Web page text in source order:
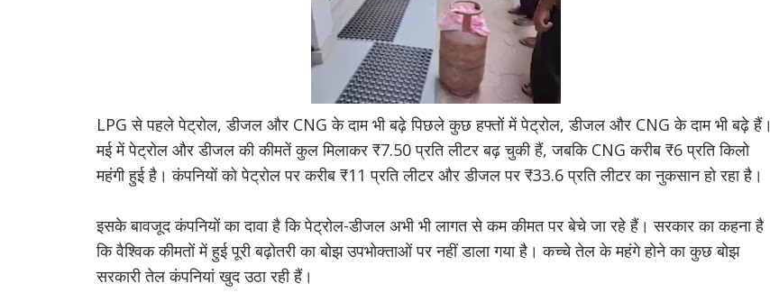
LPG से पहले पेट्रोल, डीजल और CNG के दाम भी बढ़े पिछले कुछ हफ्तों में पेट्रोल, डीजल और CNG के दाम भी बढ़े हैं।
मई में पेट्रोल और डीजल की कीमतें कुल मिलाकर ₹7.50 प्रति लीटर बढ़ चुकी हैं, जबकि CNG करीब ₹6 प्रति किलो
महंगी हुई है। कंपनियों को पेट्रोल पर करीब ₹11 प्रति लीटर और डीजल पर ₹33.6 प्रति लीटर का नुकसान हो रहा है।
इसके बावजूद कंपनियों का दावा है कि पेट्रोल-डीजल अभी भी लागत से कम कीमत पर बेचे जा रहे हैं। सरकार का कहना है
कि वैश्विक कीमतों में हुई पूरी बढ़ोतरी का बोझ उपभोक्ताओं पर नहीं डाला गया है। कच्चे तेल के महंगे होने का कुछ बोझ
सरकारी तेल कंपनियां खुद उठा रही हैं।